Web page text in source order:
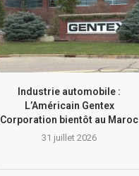
Industrie automobile :
L’Américain Gentex
Corporation bientôt au Maroc
31 juillet 2026